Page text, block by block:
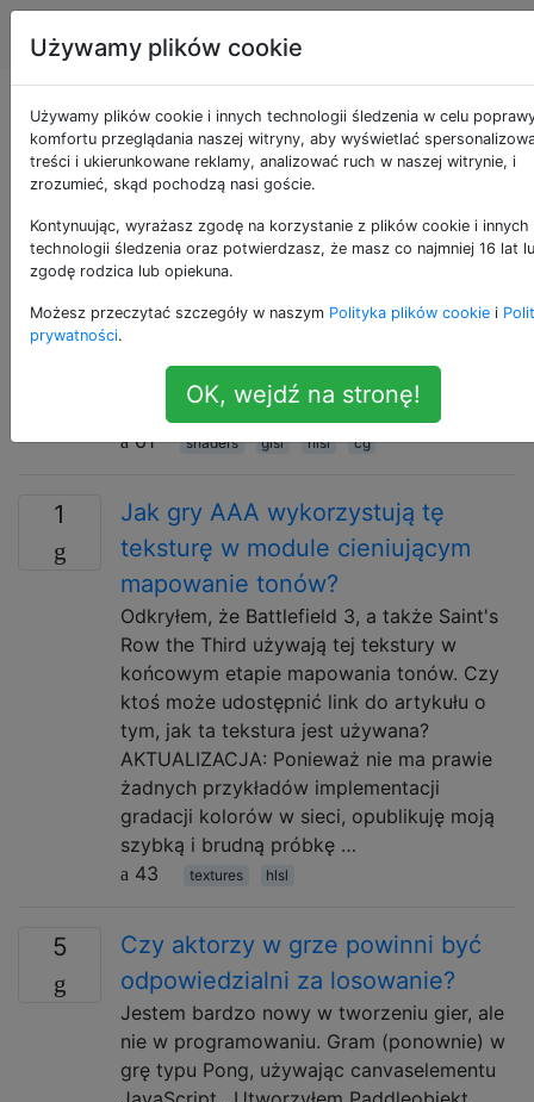
Produkcja gier
Pytania otagowane
jako hlsl
Zastrzeżony język cieniowania opracowany przez
firmę Microsoft do użytku z interfejsem Microsoft
6
Jakie są zalety i wady HLSL vs
GLSL vs cg? [Zamknięte]
Jakie są zalety / wady trzech?
61
shaders glsl hlsl cg
1
Jak gry AAA wykorzystują tę
teksturę w module cieniującym
mapowanie tonów?
Odkryłem, że Battlefield 3, a także Saint's
Row the Third używają tej tekstury w
końcowym etapie mapowania tonów. Czy
ktoś może udostępnić link do artykułu o
tym, jak ta tekstura jest używana?
AKTUALIZACJA: Ponieważ nie ma prawie
żadnych przykładów implementacji
gradacji kolorów w sieci, opublikuję moją
szybką i brudną próbkę …
43
textures hlsl
5
Czy aktorzy w grze powinni być
odpowiedzialni za losowanie?
Jestem bardzo nowy w tworzeniu gier, ale
nie w programowaniu. Gram (ponownie) w
grę typu Pong, używając canvaselementu
Używamy plików cookie
Używamy plików cookie i innych technologii śledzenia w celu
komfortu przeglądania naszej witryny, aby wyświetlać
treści i ukierunkowane reklamy, analizować ruch w naszej witrynie, i
zrozumieć, skąd pochodzą nasi goście.
Kontynuując, wyrażasz zgodę na korzystanie z plików cookie i innych
technologii śledzenia oraz potwierdzasz, że masz co najmniej 16 lat
zgodę rodzica lub opiekuna.
Możesz przeczytać szczegóły w naszym Polityka plików cookie i
prywatności.
OK, wejdź na stronę!